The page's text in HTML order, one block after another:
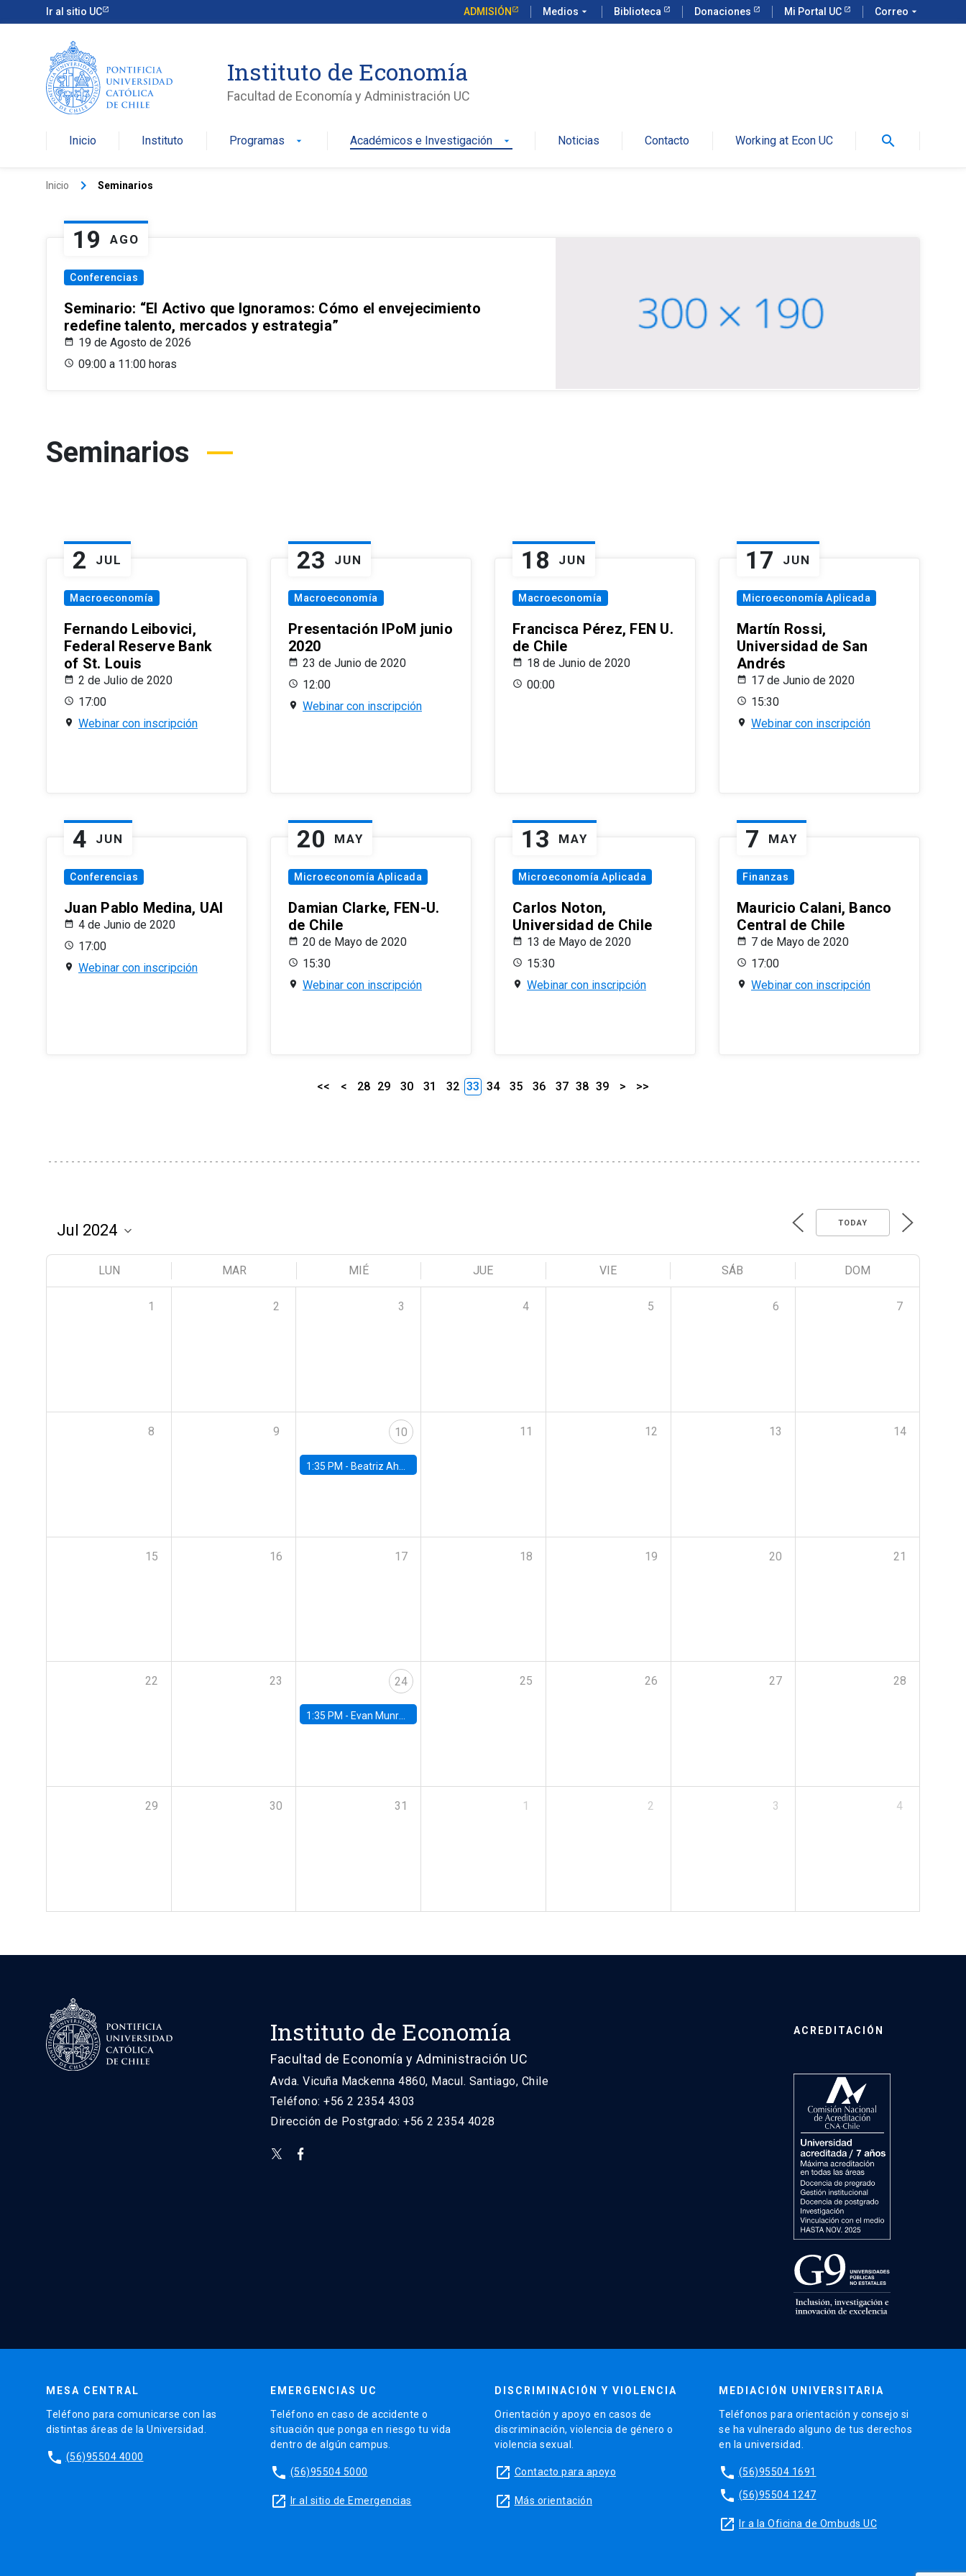
Ir al sitio UC ADMISIÓN Medios arrow_drop_down Biblioteca Donaciones Mi Portal UC Correo arrow_drop_down
Instituto de Economía
Facultad de Economía y Administración UC
Inicio Instituto Programas arrow_drop_down Académicos e Investigación arrow_drop_down Noticias Contacto Working at Econ UC search
Inicio keyboard_arrow_right Seminarios
19 AGO
Conferencias
Seminario: “El Activo que Ignoramos: Cómo el envejecimiento
redefine talento, mercados y estrategia”
19 de Agosto de 2026
09:00 a 11:00 horas
Seminarios
2 JUL
Macroeconomía
Fernando Leibovici,
Federal Reserve Bank
of St. Louis
2 de Julio de 2020
17:00
Webinar con inscripción
23 JUN
Macroeconomía
Presentación IPoM junio
2020
23 de Junio de 2020
12:00
Webinar con inscripción
18 JUN
Macroeconomía
Francisca Pérez, FEN U.
de Chile
18 de Junio de 2020
00:00
17 JUN
Microeconomía Aplicada
Martín Rossi,
Universidad de San
Andrés
17 de Junio de 2020
15:30
Webinar con inscripción
4 JUN
Conferencias
Juan Pablo Medina, UAI
4 de Junio de 2020
17:00
Webinar con inscripción
20 MAY
Microeconomía Aplicada
Damian Clarke, FEN-U.
de Chile
20 de Mayo de 2020
15:30
Webinar con inscripción
13 MAY
Microeconomía Aplicada
Carlos Noton,
Universidad de Chile
13 de Mayo de 2020
15:30
Webinar con inscripción
7 MAY
Finanzas
Mauricio Calani, Banco
Central de Chile
7 de Mayo de 2020
17:00
Webinar con inscripción
<< < 28 29 30 31 32 33 34 35 36 37 38 39 > >>
TODAY
LUN MAR MIÉ JUE VIE SÁB DOM
1 2 3 4 5 6 7
8 9 10
1:35 PM - Beatriz Ahumada, PhD candidate, Universidad de Pittsburgh
11 12 13 14
15 16 17 18 19 20 21
22 23 24
1:35 PM - Evan Munro, Neyman Visiting Assistant Professor in the Department of Statistics at UC Berkeley
25 26 27 28
29 30 31 1 2 3 4
Instituto de Economía
Facultad de Economía y Administración UC
Avda. Vicuña Mackenna 4860, Macul. Santiago, Chile
Teléfono: +56 2 2354 4303
Dirección de Postgrado: +56 2 2354 4028
ACREDITACIÓN
MESA CENTRAL
Teléfono para comunicarse con las
distintas áreas de la Universidad.
phone (56)95504 4000
EMERGENCIAS UC
Teléfono en caso de accidente o
situación que ponga en riesgo tu vida
dentro de algún campus.
phone (56)95504 5000
launch Ir al sitio de Emergencias
DISCRIMINACIÓN Y VIOLENCIA
Orientación y apoyo en casos de
discriminación, violencia de género o
violencia sexual.
launch Contacto para apoyo
launch Más orientación
MEDIACIÓN UNIVERSITARIA
Teléfonos para orientación y consejo si
se ha vulnerado alguno de tus derechos
en la universidad.
phone (56)95504 1691
phone (56)95504 1247
launch Ir a la Oficina de Ombuds UC